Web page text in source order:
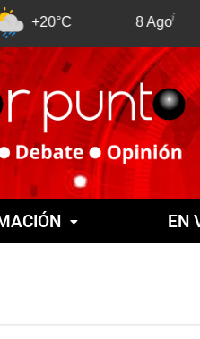
8 Ago +21°C
EN